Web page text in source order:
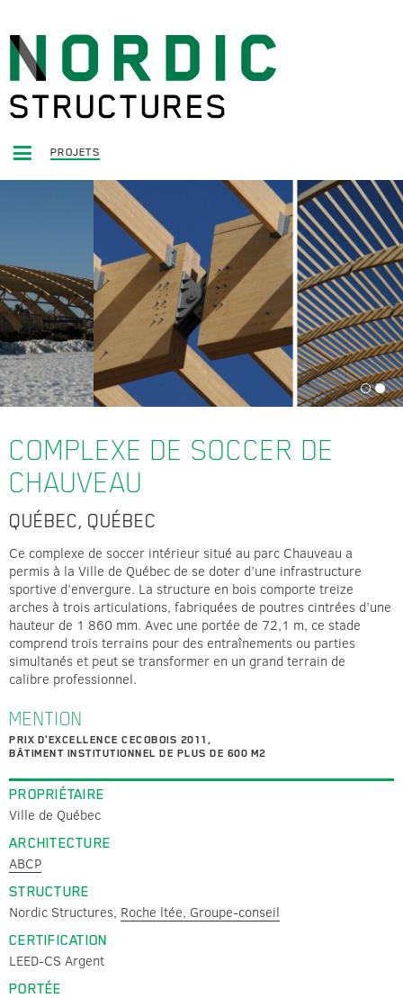
PROJETS
COMPLEXE DE SOCCER DE
CHAUVEAU
QUÉBEC, QUÉBEC
Ce complexe de soccer intérieur situé au parc Chauveau a
permis à la Ville de Québec de se doter d’une infrastructure
sportive d’envergure. La structure en bois comporte treize
arches à trois articulations, fabriquées de poutres cintrées d’une
hauteur de 1 860 mm. Avec une portée de 72,1 m, ce stade
comprend trois terrains pour des entraînements ou parties
simultanés et peut se transformer en un grand terrain de
calibre professionnel.
MENTION
PRIX D'EXCELLENCE CECOBOIS 2011,
BÂTIMENT INSTITUTIONNEL DE PLUS DE 600 M2
PROPRIÉTAIRE
Ville de Québec
ARCHITECTURE
ABCP
STRUCTURE
Nordic Structures, Roche ltée, Groupe-conseil
CERTIFICATION
LEED-CS Argent
PORTÉE